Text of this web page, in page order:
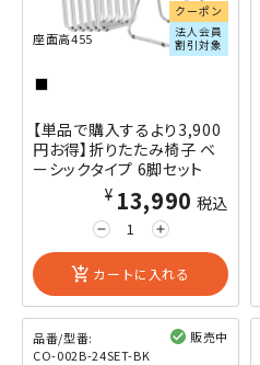
クーポン
法人会員
割引対象
座面高455
【単品で購入するより3,900
円お得】折りたたみ椅子 ベ
ーシックタイプ 6脚セット
remove add
¥13,990 税込
add_shopping_cart カートに入れる
品番/型番:
CO-002B-24SET-BK
販売中